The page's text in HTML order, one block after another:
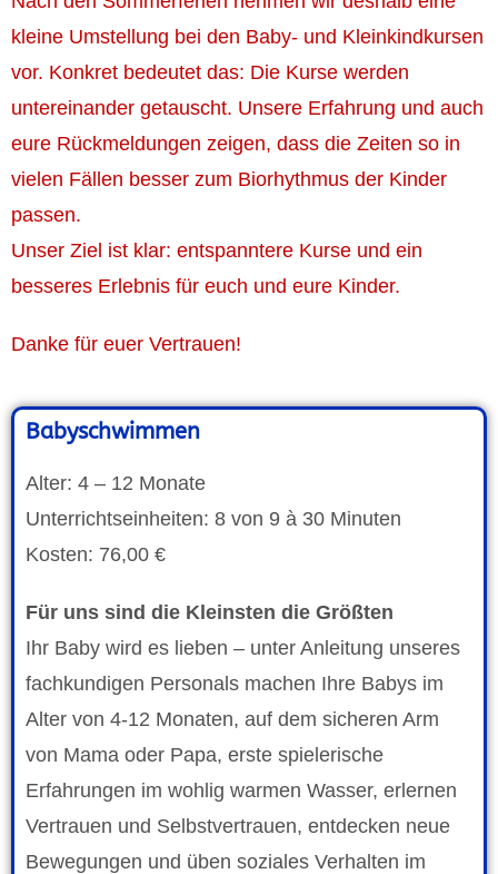
kleine Umstellung bei den Baby- und Kleinkindkursen
vor. Konkret bedeutet das: Die Kurse werden
untereinander getauscht. Unsere Erfahrung und auch
eure Rückmeldungen zeigen, dass die Zeiten so in
vielen Fällen besser zum Biorhythmus der Kinder
passen.
Unser Ziel ist klar: entspanntere Kurse und ein
besseres Erlebnis für euch und eure Kinder.
Danke für euer Vertrauen!
Babyschwimmen
Alter: 4 – 12 Monate
Unterrichtseinheiten: 8 von 9 à 30 Minuten
Kosten: 76,00 €
Für uns sind die Kleinsten die Größten
Ihr Baby wird es lieben – unter Anleitung unseres
fachkundigen Personals machen Ihre Babys im
Alter von 4-12 Monaten, auf dem sicheren Arm
von Mama oder Papa, erste spielerische
Erfahrungen im wohlig warmen Wasser, erlernen
Vertrauen und Selbstvertrauen, entdecken neue
Bewegungen und üben soziales Verhalten im